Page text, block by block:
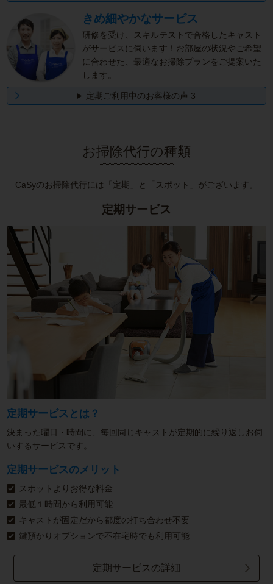
きめ細やかなサービス
研修を受け、スキルテストで合格したキャスト
がサービスに伺います！お部屋の状況やご希望
に合わせた、最適なお掃除プランをご提案いた
します。
定期ご利用中のお客様の声 3
お掃除代行の種類
CaSyのお掃除代行には 「定期」と「スポット」がございます。
定期サービス
定期サービスとは？
決まった曜日・時間に、毎回同じキャストが定期的に繰り返しお伺
いするサービスです。
定期サービスのメリット
スポットよりお得な料金
最低１時間から利用可能
キャストが固定だから都度の打ち合わせ不要
鍵預かりオプションで不在宅時でも利用可能
定期サービスの詳細